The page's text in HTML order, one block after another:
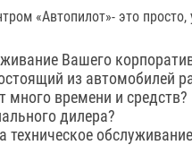
«Автопилот»- это
Вашего
из автомобилей
много времени и средств?
дилера?
техническое